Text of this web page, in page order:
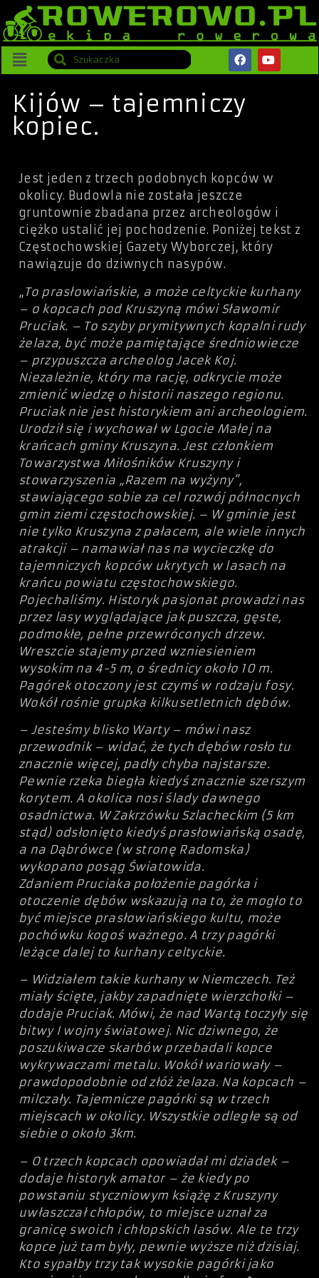
Kijów – tajemniczy
kopiec.
Jest jeden z trzech podobnych kopców w
okolicy. Budowla nie została jeszcze
gruntownie zbadana przez archeologów i
ciężko ustalić jej pochodzenie. Poniżej tekst z
Częstochowskiej Gazety Wyborczej, który
nawiązuje do dziwnych nasypów.
„ To prasłowiańskie, a może celtyckie kurhany
– o kopcach pod Kruszyną mówi Sławomir
Pruciak. – To szyby prymitywnych kopalni rudy
żelaza, być może pamiętające średniowiecze
– przypuszcza archeolog Jacek Koj.
Niezależnie, który ma rację, odkrycie może
zmienić wiedzę o historii naszego regionu.
Pruciak nie jest historykiem ani archeologiem.
Urodził się i wychował w Lgocie Małej na
krańcach gminy Kruszyna. Jest członkiem
Towarzystwa Miłośników Kruszyny i
stowarzyszenia „Razem na wyżyny”,
stawiającego sobie za cel rozwój północnych
gmin ziemi częstochowskiej. – W gminie jest
nie tylko Kruszyna z pałacem, ale wiele innych
atrakcji – namawiał nas na wycieczkę do
tajemniczych kopców ukrytych w lasach na
krańcu powiatu częstochowskiego.
Pojechaliśmy. Historyk pasjonat prowadzi nas
przez lasy wyglądające jak puszcza, gęste,
podmokłe, pełne przewróconych drzew.
Wreszcie stajemy przed wzniesieniem
wysokim na 4-5 m, o średnicy około 10 m.
Pagórek otoczony jest czymś w rodzaju fosy.
Wokół rośnie grupka kilkusetletnich dębów.
– Jesteśmy blisko Warty – mówi nasz
przewodnik – widać, że tych dębów rosło tu
znacznie więcej, padły chyba najstarsze.
Pewnie rzeka biegła kiedyś znacznie szerszym
korytem. A okolica nosi ślady dawnego
osadnictwa. W Zakrzówku Szlacheckim (5 km
stąd) odsłonięto kiedyś prasłowiańską osadę,
a na Dąbrówce (w stronę Radomska)
wykopano posąg Światowida.
Zdaniem Pruciaka położenie pagórka i
otoczenie dębów wskazują na to, że mogło to
być miejsce prasłowiańskiego kultu, może
pochówku kogoś ważnego. A trzy pagórki
leżące dalej to kurhany celtyckie.
– Widziałem takie kurhany w Niemczech. Też
miały ścięte, jakby zapadnięte wierzchołki –
dodaje Pruciak. Mówi, że nad Wartą toczyły się
bitwy I wojny światowej. Nic dziwnego, że
poszukiwacze skarbów przebadali kopce
wykrywaczami metalu. Wokół wariowały –
prawdopodobnie od złóż żelaza. Na kopcach –
milczały. Tajemnicze pagórki są w trzech
miejscach w okolicy. Wszystkie odległe są od
siebie o około 3km.
– O trzech kopcach opowiadał mi dziadek –
dodaje historyk amator – że kiedy po
powstaniu styczniowym książę z Kruszyny
uwłaszczał chłopów, to miejsce uznał za
granicę swoich i chłopskich lasów. Ale te trzy
kopce już tam były, pewnie wyższe niż dzisiaj.
Kto sypałby trzy tak wysokie pagórki jako